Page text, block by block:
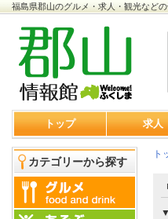
福島県郡山のグルメ・求人・観光など
トップ 求人
カテゴリーから探す
ト